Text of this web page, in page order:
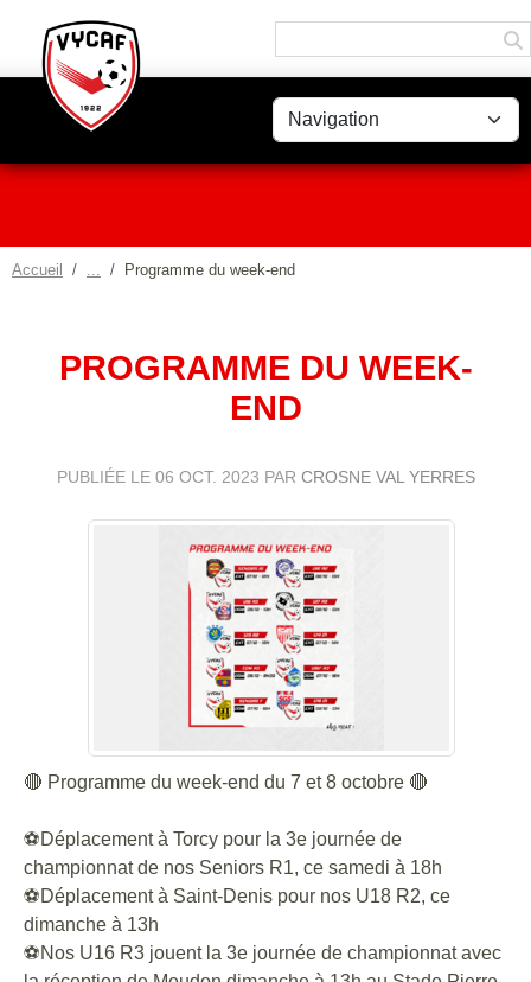
Accueil Programme du week-end
PROGRAMME DU WEEK-
END
PUBLIÉE LE 06 OCT. 2023 PAR CROSNE VAL YERRES
🔴 Programme du week-end du 7 et 8 octobre 🔴
⚽️Déplacement à Torcy pour la 3e journée de
championnat de nos Seniors R1, ce samedi à 18h
⚽️Déplacement à Saint-Denis pour nos U18 R2, ce
dimanche à 13h
⚽️Nos U16 R3 jouent la 3e journée de championnat avec